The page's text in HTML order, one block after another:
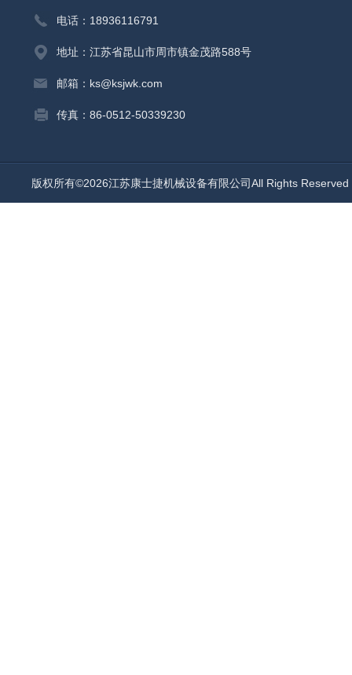
电话：18936116791
地址：江苏省昆山市周市镇金茂路588号
邮箱：ks@ksjwk.com
传真：86-0512-50339230
版权所有©2026江苏康士捷机械设备有限公司All Rights